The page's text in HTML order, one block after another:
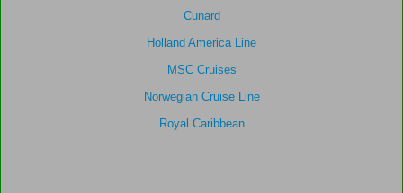
Cunard
Holland America Line
MSC Cruises
Norwegian Cruise Line
Royal Caribbean